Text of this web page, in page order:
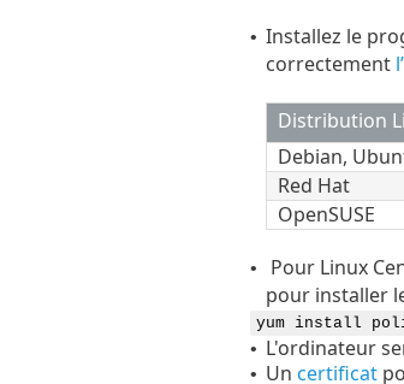
• Installez le
correctement
Distribution
Debian,
Red Hat
OpenSUSE
• Pour Linux
pour installer
yum install
• L'ordinateur
• Un certificat